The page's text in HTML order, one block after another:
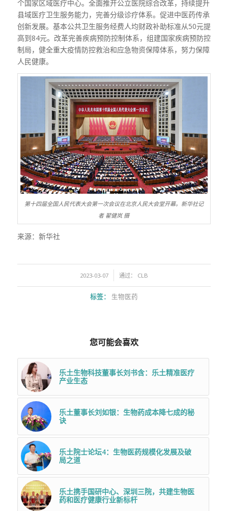
个国家区域医疗中心。全面推开公立医院综合改革，持续提升
县域医疗卫生服务能力，完善分级诊疗体系。促进中医药传承
创新发展。基本公共卫生服务经费人均财政补助标准从50元提
高到84元。改革完善疾病预防控制体系，组建国家疾病预防控
制局，健全重大疫情防控救治和应急物资保障体系，努力保障
人民健康。
第十四届全国人民代表大会第一次会议在北京人民大会堂开幕。新华社记
者 翟健岚 摄
来源：新华社
2023-03-07
/ 通过： CLB
标签： 生物医药
您可能会喜欢
乐土生物科技董事长刘书含：乐土精准医疗
产业生态
乐土董事长刘如银：生物药成本降七成的秘
诀
乐土院士论坛4：生物医药规模化发展及破
局之道
乐土携手国研中心、深圳三院，共建生物医
药和医疗健康行业新标杆